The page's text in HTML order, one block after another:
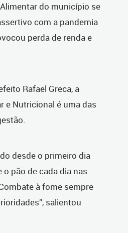
do município se
com a pandemia
perda de renda e
Rafael Greca, a
e Nutricional é uma das
desde o primeiro dia
pão de cada dia nas
à fome sempre
salientou